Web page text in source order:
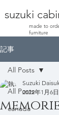
made to
furniture
suzuki
記事
All Posts
canada
All Posts
Suzuki
2022年1月6日